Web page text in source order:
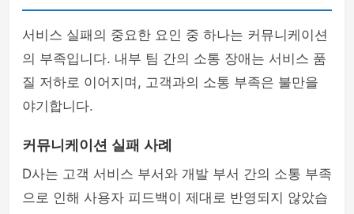
서비스 실패의 중요한 요인 중 하나는 커뮤니케이션
의 부족입니다. 내부 팀 간의 소통 장애는 서비스 품
질 저하로 이어지며, 고객과의 소통 부족은 불만을
야기합니다.
커뮤니케이션 실패 사례
D사는 고객 서비스 부서와 개발 부서 간의 소통 부족
으로 인해 사용자 피드백이 제대로 반영되지 않았습